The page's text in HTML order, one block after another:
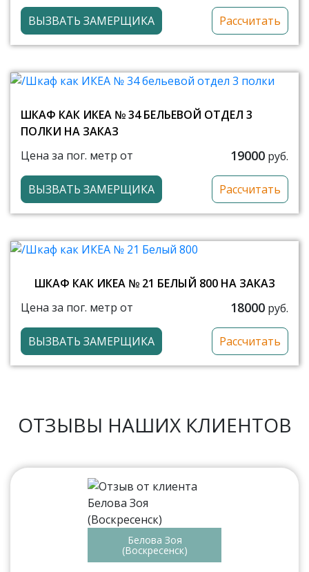
ВЫЗВАТЬ ЗАМЕРЩИКА Рассчитать
ШКАФ КАК ИКЕА № 34 БЕЛЬЕВОЙ ОТДЕЛ 3
ПОЛКИ НА ЗАКАЗ
Цена за пог. метр от
19000 руб.
ВЫЗВАТЬ ЗАМЕРЩИКА Рассчитать
ШКАФ КАК ИКЕА № 21 БЕЛЫЙ 800 НА ЗАКАЗ
Цена за пог. метр от
18000 руб.
ВЫЗВАТЬ ЗАМЕРЩИКА Рассчитать
ОТЗЫВЫ НАШИХ КЛИЕНТОВ
Белова Зоя
(Воскресенск)